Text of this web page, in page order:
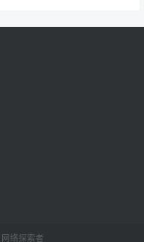
网络探索者